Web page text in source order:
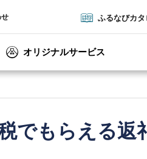
ふるなびカタ
オリジナルサービス
でもらえる返